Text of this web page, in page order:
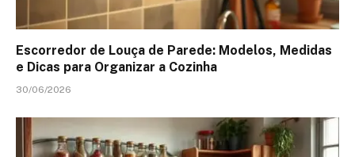
Escorredor de Louça de Parede: Modelos, Medidas
e Dicas para Organizar a Cozinha
30/06/2026